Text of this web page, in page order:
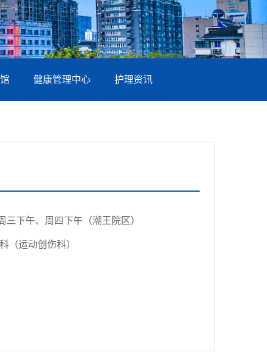
健康管理中心 护理资讯
三下午、周四下午（潮王院区）
（运动创伤科）